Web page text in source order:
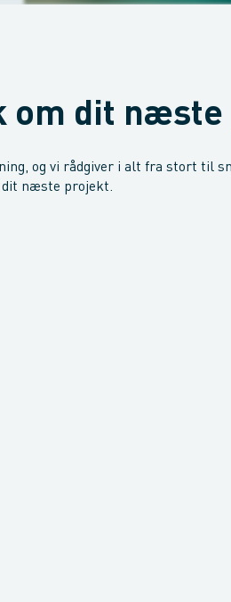
om dit
og vi rådgiver i alt fra stort til
næste projekt.